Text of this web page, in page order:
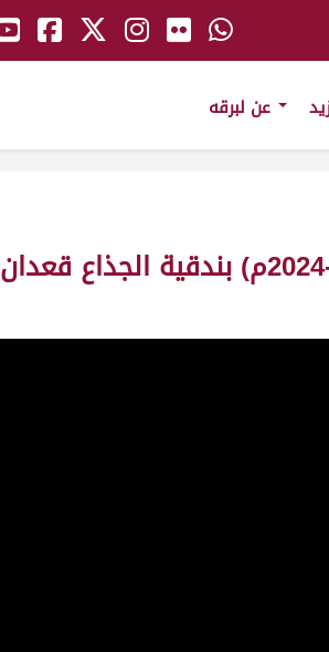
ش2 المقنع لـ جبر ناصر راشد علي المقارح (مهرجان حاكم الشارقة 06-11-2024م) بندقية الجذاع قعدان